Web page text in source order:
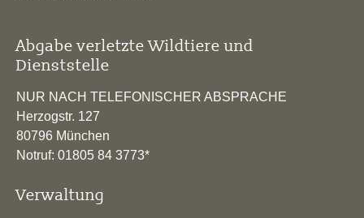
Abgabe verletzte Wildtiere und
Dienststelle
NUR NACH TELEFONISCHER ABSPRACHE
Herzogstr. 127
80796 München
Notruf: 01805 84 3773*
Verwaltung